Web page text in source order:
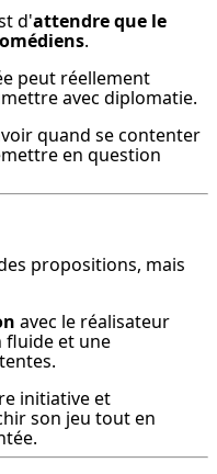
d'attendre que le
.
peut réellement
avec diplomatie.
quand se contenter
en question
propositions, mais
avec le réalisateur
fluide et une
initiative et
son jeu tout en